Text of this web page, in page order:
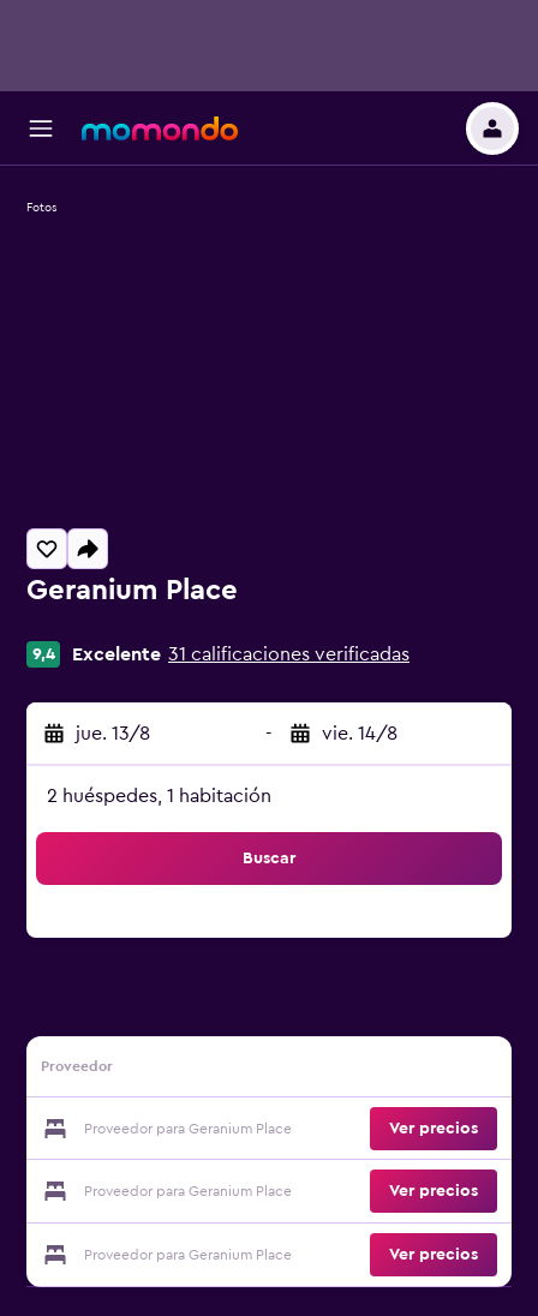
Geranium Place
9,4 Excelente 31 calificaciones verificadas
jue. 13/8 - vie. 14/8
2 huéspedes, 1 habitación
Buscar
Proveedor
Proveedor para Geranium Place Ver precios
Proveedor para Geranium Place Ver precios
Proveedor para Geranium Place Ver precios
Fotos